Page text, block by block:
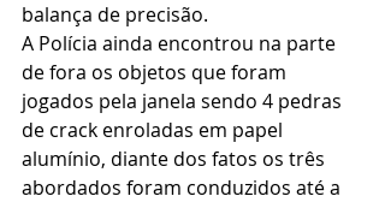
balança de precisão.
A Polícia ainda encontrou na parte
de fora os objetos que foram
jogados pela janela sendo 4 pedras
de crack enroladas em papel
alumínio, diante dos fatos os três
abordados foram conduzidos até a